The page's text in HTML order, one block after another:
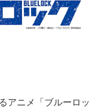
アニメ「ブルーロッ